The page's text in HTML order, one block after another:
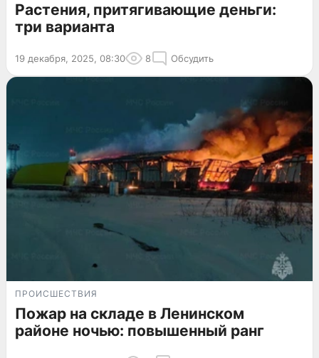
Растения, притягивающие деньги:
три варианта
19 декабря, 2025, 08:30 8 Обсудить
ПРОИСШЕСТВИЯ
Пожар на складе в Ленинском
районе ночью: повышенный ранг